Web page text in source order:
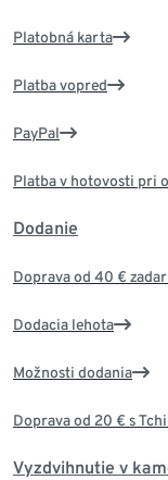
Platobná karta
Platba vopred
PayPal
Platba v hotovosti pri
Dodanie
Doprava od 40 €
Dodacia lehota
Možnosti dodania
Doprava od 20 € s
Vyzdvihnutie v